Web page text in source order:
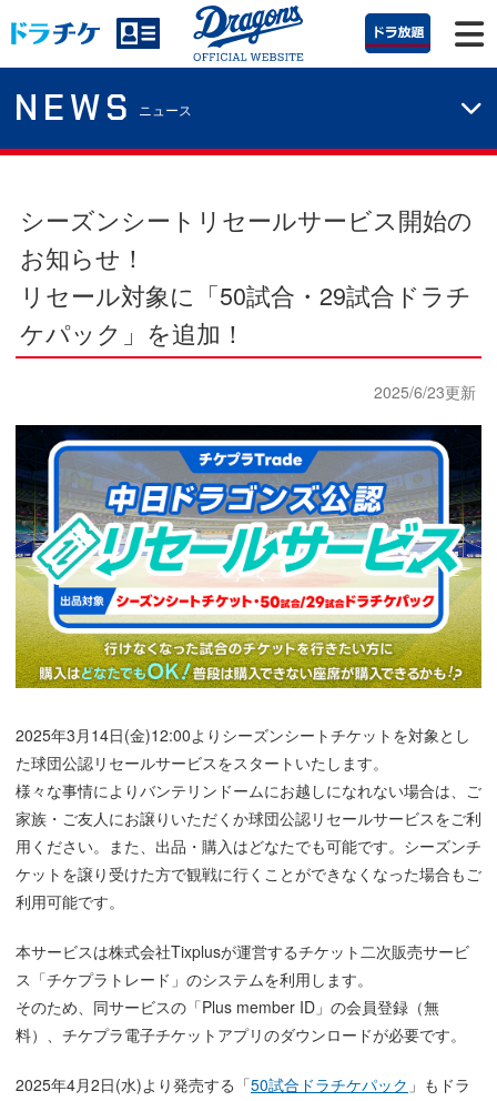
NEWS ニュース
シーズンシートリセールサービス開始の
お知らせ！
リセール対象に「50試合・29試合ドラチ
ケパック」を追加！
2025/6/23更新
2025年3月14日(金)12:00よりシーズンシートチケットを対象とし
た球団公認リセールサービスをスタートいたします。
様々な事情によりバンテリンドームにお越しになれない場合は、ご
家族・ご友人にお譲りいただくか球団公認リセールサービスをご利
用ください。また、出品・購入はどなたでも可能です。シーズンチ
ケットを譲り受けた方で観戦に行くことができなくなった場合もご
利用可能です。
本サービスは株式会社Tixplusが運営するチケット二次販売サービ
ス「チケプラトレード」のシステムを利用します。
そのため、同サービスの「Plus member ID」の会員登録（無
料）、チケプラ電子チケットアプリのダウンロードが必要です。
2025年4月2日(水)より発売する「50試合ドラチケパック 」もドラ